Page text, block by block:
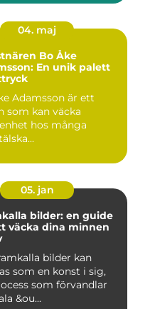
04. maj
Bo Åke
En unik palett
Adamsson är ett
som kan väcka
hos många
05. jan
bilder: en guide
väcka dina minnen
bilder kan
som en konst i sig,
som förvandlar
&ou...